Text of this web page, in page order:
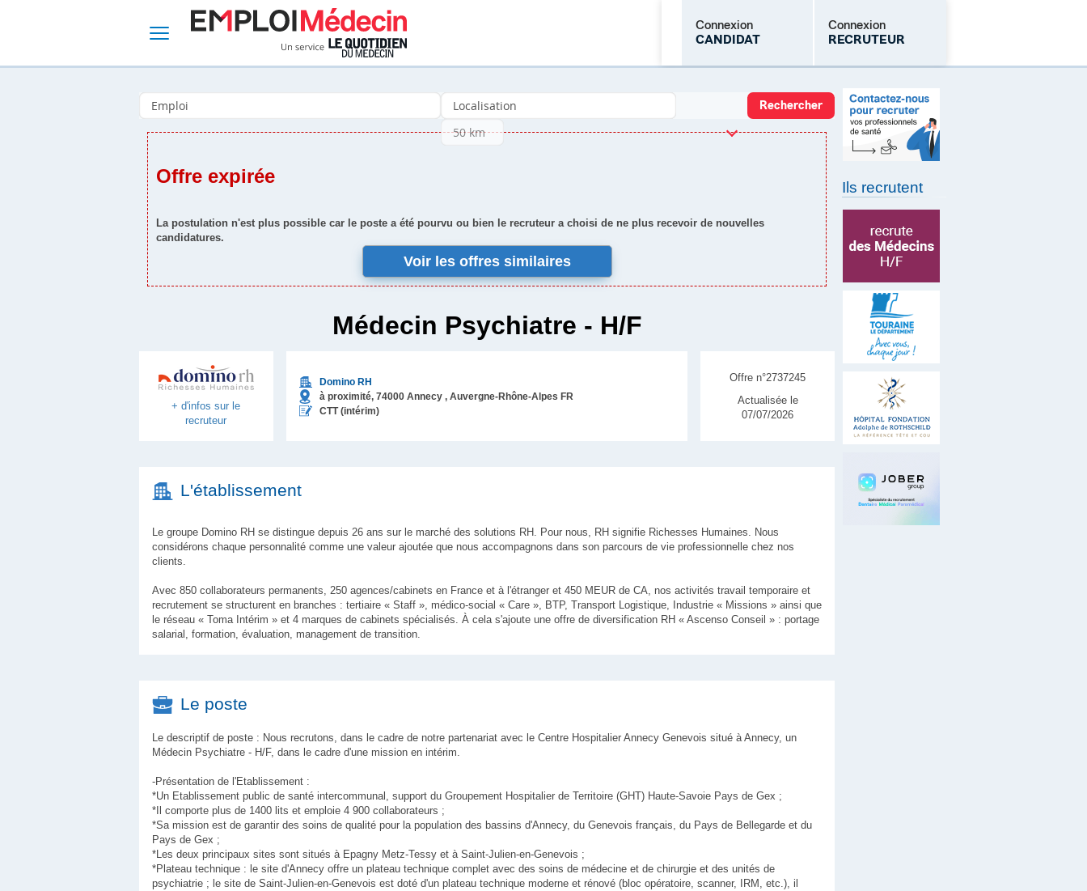
Connexion
CANDIDAT
Connexion
RECRUTEUR
Mot de passe oublié
Offre expirée
La postulation n'est plus possible car le poste a été pourvu ou bien le recruteur a choisi de ne plus recevoir de nouvelles
candidatures.
Voir les offres similaires
Médecin Psychiatre - H/F
+ d'infos sur le
recruteur
Domino RH
à proximité, 74000 Annecy , Auvergne-Rhône-Alpes FR
CTT (intérim)
Offre n°2737245
Actualisée le
07/07/2026
L'établissement
Le groupe Domino RH se distingue depuis 26 ans sur le marché des solutions RH. Pour nous, RH signifie Richesses Humaines. Nous
considérons chaque personnalité comme une valeur ajoutée que nous accompagnons dans son parcours de vie professionnelle chez nos
clients.
Avec 850 collaborateurs permanents, 250 agences/cabinets en France et à l'étranger et 450 MEUR de CA, nos activités travail temporaire et
recrutement se structurent en branches : tertiaire « Staff », médico-social « Care », BTP, Transport Logistique, Industrie « Missions » ainsi que
le réseau « Toma Intérim » et 4 marques de cabinets spécialisés. À cela s'ajoute une offre de diversification RH « Ascenso Conseil » : portage
salarial, formation, évaluation, management de transition.
Le poste
Le descriptif de poste : Nous recrutons, dans le cadre de notre partenariat avec le Centre Hospitalier Annecy Genevois situé à Annecy, un
Médecin Psychiatre - H/F, dans le cadre d'une mission en intérim.
-Présentation de l'Etablissement :
*Un Etablissement public de santé intercommunal, support du Groupement Hospitalier de Territoire (GHT) Haute-Savoie Pays de Gex ;
*Il comporte plus de 1400 lits et emploie 4 900 collaborateurs ;
*Sa mission est de garantir des soins de qualité pour la population des bassins d'Annecy, du Genevois français, du Pays de Bellegarde et du
Pays de Gex ;
*Les deux principaux sites sont situés à Epagny Metz-Tessy et à Saint-Julien-en-Genevois ;
*Plateau technique : le site d'Annecy offre un plateau technique complet avec des soins de médecine et de chirurgie et des unités de
psychiatrie ; le site de Saint-Julien-en-Genevois est doté d'un plateau technique moderne et rénové (bloc opératoire, scanner, IRM, etc.), il
Ils recrutent